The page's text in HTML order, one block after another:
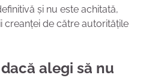
și nu este achitată,
creanței de către autoritățile
alegi să nu